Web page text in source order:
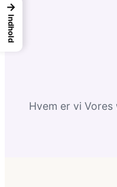
Hvem er vi
→
Indhold